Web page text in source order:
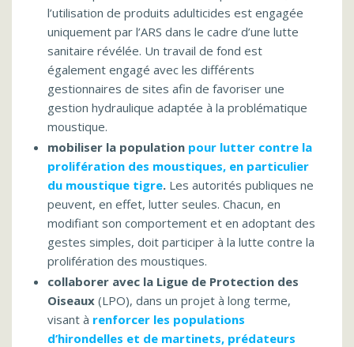
l’utilisation de produits adulticides est engagée
uniquement par l’ARS dans le cadre d’une lutte
sanitaire révélée. Un travail de fond est
également engagé avec les différents
gestionnaires de sites afin de favoriser une
gestion hydraulique adaptée à la problématique
moustique.
mobiliser la population pour lutter contre la
prolifération des moustiques, en particulier
du moustique tigre. Les autorités publiques ne
peuvent, en effet, lutter seules. Chacun, en
modifiant son comportement et en adoptant des
gestes simples, doit participer à la lutte contre la
prolifération des moustiques.
collaborer avec la Ligue de Protection des
Oiseaux (LPO), dans un projet à long terme,
visant à renforcer les populations
d’hirondelles et de martinets, prédateurs